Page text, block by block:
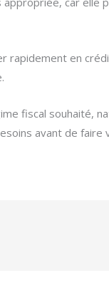
rapidement en
fiscal souhaité,
avant de faire